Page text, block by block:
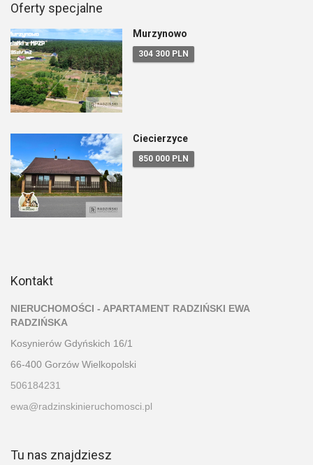
Oferty specjalne
Murzynowo
304 300 PLN
Ciecierzyce
850 000 PLN
Kontakt
NIERUCHOMOŚCI - APARTAMENT RADZIŃSKI EWA
RADZIŃSKA
Kosynierów Gdyńskich 16/1
66-400 Gorzów Wielkopolski
506184231
ewa@radzinskinieruchomosci.pl
Tu nas znajdziesz